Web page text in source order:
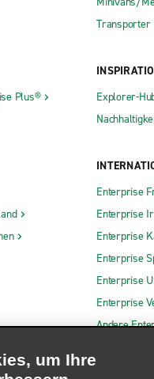
Plus®
Transporter
Explorer-
Enterprise
Enterprise
Enterprise
Enterprise
Enterprise
Enterprise
Andere
um Ihre